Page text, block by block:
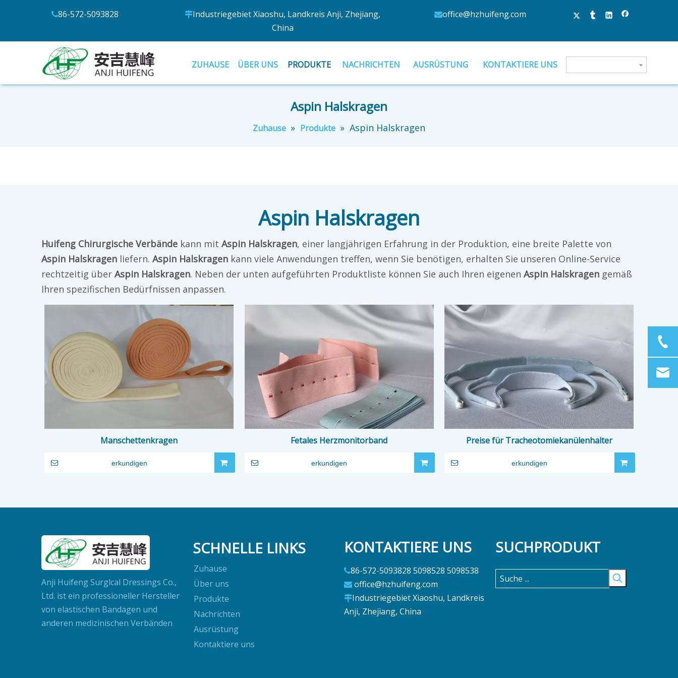
86-572-5093828 Industriegebiet Xiaoshu, Landkreis Anji, Zhejiang,
China
office@hzhuifeng.com
ZUHAUSE ÜBER UNS PRODUKTE NACHRICHTEN AUSRÜSTUNG KONTAKTIERE UNS
Aspin Halskragen
Zuhause » Produkte » Aspin Halskragen
Aspin Halskragen
Huifeng Chirurgische Verbände kann mit Aspin Halskragen, einer langjährigen Erfahrung in der Produktion, eine breite Palette von
Aspin Halskragen liefern. Aspin Halskragen kann viele Anwendungen treffen, wenn Sie benötigen, erhalten Sie unseren Online-Service
rechtzeitig über Aspin Halskragen. Neben der unten aufgeführten Produktliste können Sie auch Ihren eigenen Aspin Halskragen gemäß
Ihren spezifischen Bedürfnissen anpassen.
Manschettenkragen
erkundigen
Fetales Herzmonitorband
erkundigen
Preise für Tracheotomiekanülenhalter
erkundigen
Anji Huifeng Surglcal Dressings Co.,
Ltd. ist ein professioneller Hersteller
von elastischen Bandagen und
anderen medizinischen Verbänden
SCHNELLE LINKS
Zuhause
Über uns
Produkte
Nachrichten
Ausrüstung
Kontaktiere uns
KONTAKTIERE UNS
86-572-5093828 5098528 5098538
 office@hzhuifeng.com
Industriegebiet Xiaoshu, Landkreis
Anji, Zhejiang, China
SUCHPRODUKT